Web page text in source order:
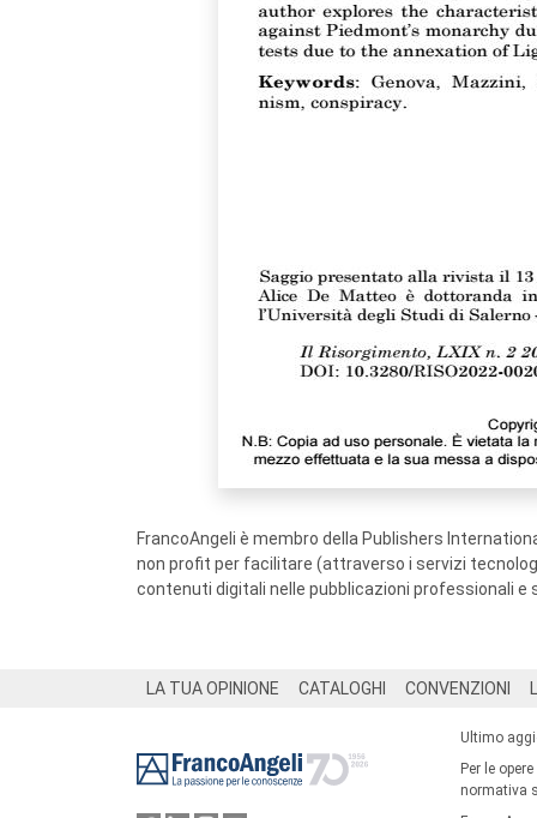
FrancoAngeli è membro della Publishers
non profit per facilitare (attraverso i servizi
contenuti digitali nelle pubblicazioni professionali e
LA TUA OPINIONE CATALOGHI CONVENZIONI
Ultimo
Per le
normativa